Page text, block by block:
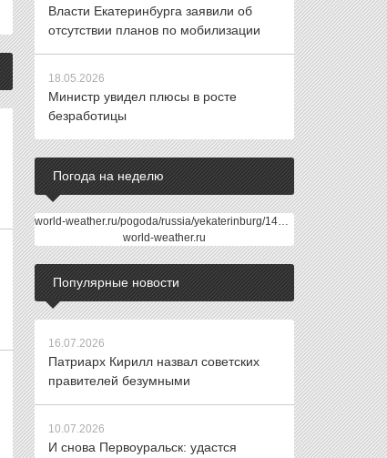
Власти Екатеринбурга заявили об
отсутствии планов по мобилизации
18.05.2026
Министр увидел плюсы в росте
безработицы
Погода на неделю
world-weather.ru/pogoda/russia/yekaterinburg/14days/
world-weather.ru
Популярные новости
16.07.2026
Патриарх Кирилл назвал советских
правителей безумными
10.07.2026
И снова Первоуральск: удастся